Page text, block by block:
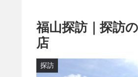
福山探訪｜探訪
店
探訪